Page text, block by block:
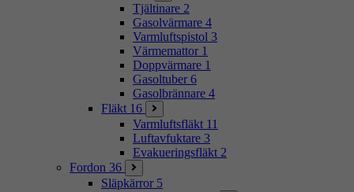
Tjältinare 2
Gasolvärmare 4
Varmluftspistol 3
Värmemattor 1
Doppvärmare 1
Gasoltuber 6
Gasolbrännare 4
Fläkt 16
Varmluftsfläkt 11
Luftavfuktare 3
Evakueringsfläkt 2
Fordon 36
Släpkärror 5